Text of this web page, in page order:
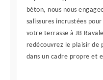
béton, nous nous
salissures incrustées
votre terrasse à JB
redécouvrez le plaisir de
dans un cadre propre et